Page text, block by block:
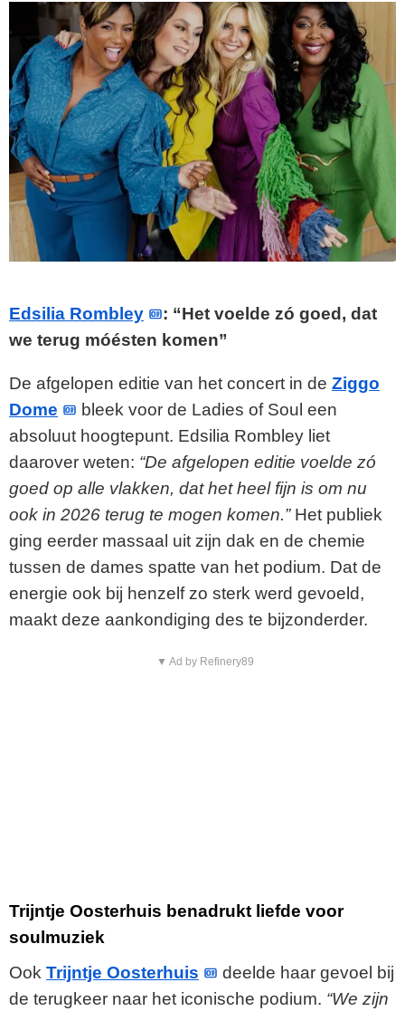
Edsilia Rombley
: “Het voelde zó goed, dat
we terug móésten komen”
De afgelopen editie van het concert in de Ziggo
Dome
bleek voor de Ladies of Soul een
absoluut hoogtepunt. Edsilia Rombley liet
daarover weten: “De afgelopen editie voelde zó
goed op alle vlakken, dat het heel fijn is om nu
ook in 2026 terug te mogen komen.”Het publiek
ging eerder massaal uit zijn dak en de chemie
tussen de dames spatte van het podium. Dat de
energie ook bij henzelf zo sterk werd gevoeld,
maakt deze aankondiging des te bijzonderder.
▼ Ad by Refinery89
Trijntje Oosterhuis benadrukt liefde voor
soulmuziek
Ook Trijntje Oosterhuis
deelde haar gevoel bij
de terugkeer naar het iconische podium. “We zijn